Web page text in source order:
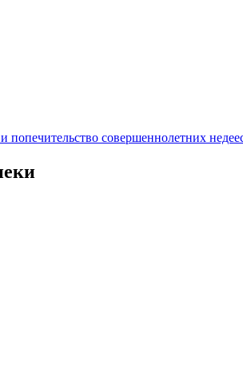
попечительство совершеннолетних